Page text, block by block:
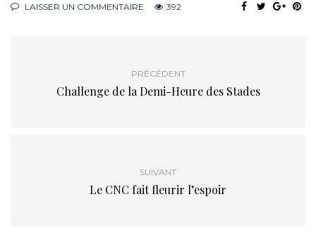
LAISSER UN COMMENTAIRE 392
PRÉCÉDENT
Challenge de la Demi-Heure des Stades
SUIVANT
Le CNC fait fleurir l’espoir